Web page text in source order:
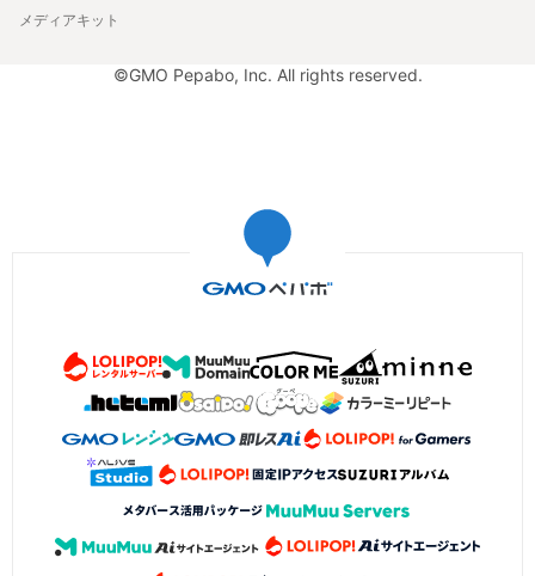
メディアキット
©GMO Pepabo, Inc. All rights reserved.